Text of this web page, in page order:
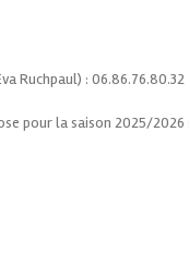
Ruchpaul) : 06.86.76.80.32
pour la saison 2025/2026